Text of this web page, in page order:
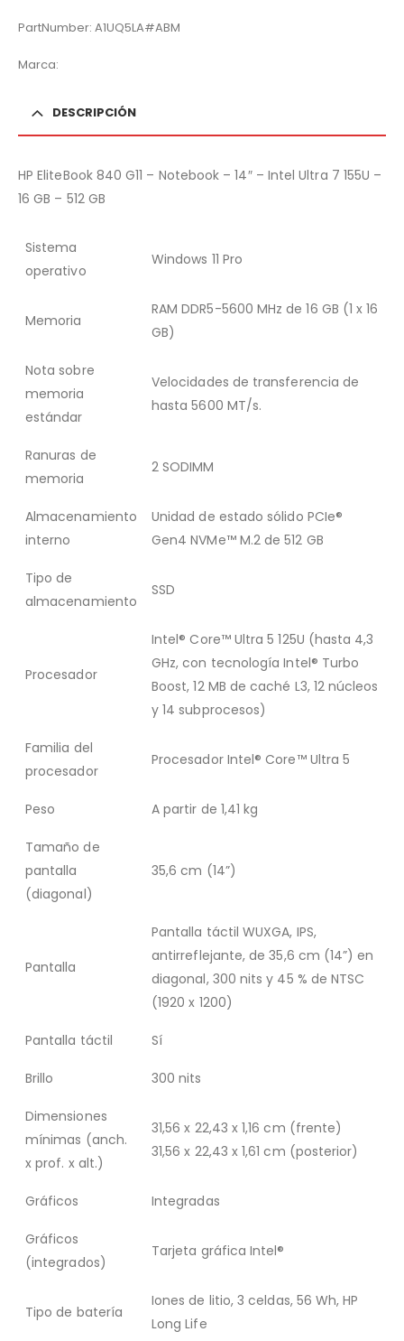
PartNumber: A1UQ5LA#ABM
Marca:
DESCRIPCIÓN
HP EliteBook 840 G11 – Notebook – 14″ – Intel Ultra 7 155U –
16 GB – 512 GB
Sistema
operativo
Windows 11 Pro
Memoria
RAM DDR5-5600 MHz de 16 GB (1 x 16
GB)
Nota sobre
memoria
estándar
Velocidades de transferencia de
hasta 5600 MT/s.
Ranuras de
memoria
2 SODIMM
Almacenamiento
interno
Unidad de estado sólido PCIe®
Gen4 NVMe™ M.2 de 512 GB
Tipo de
almacenamiento
SSD
Procesador
Intel® Core™ Ultra 5 125U (hasta 4,3
GHz, con tecnología Intel® Turbo
Boost, 12 MB de caché L3, 12 núcleos
y 14 subprocesos)
Familia del
procesador
Procesador Intel® Core™ Ultra 5
Peso A partir de 1,41 kg
Tamaño de
pantalla
(diagonal)
35,6 cm (14”)
Pantalla
Pantalla táctil WUXGA, IPS,
antirreflejante, de 35,6 cm (14”) en
diagonal, 300 nits y 45 % de NTSC
(1920 x 1200)
Pantalla táctil Sí
Brillo 300 nits
Dimensiones
mínimas (anch.
x prof. x alt.)
31,56 x 22,43 x 1,16 cm (frente)
31,56 x 22,43 x 1,61 cm (posterior)
Gráficos Integradas
Gráficos
(integrados)
Tarjeta gráfica Intel®
Tipo de batería
Iones de litio, 3 celdas, 56 Wh, HP
Long Life